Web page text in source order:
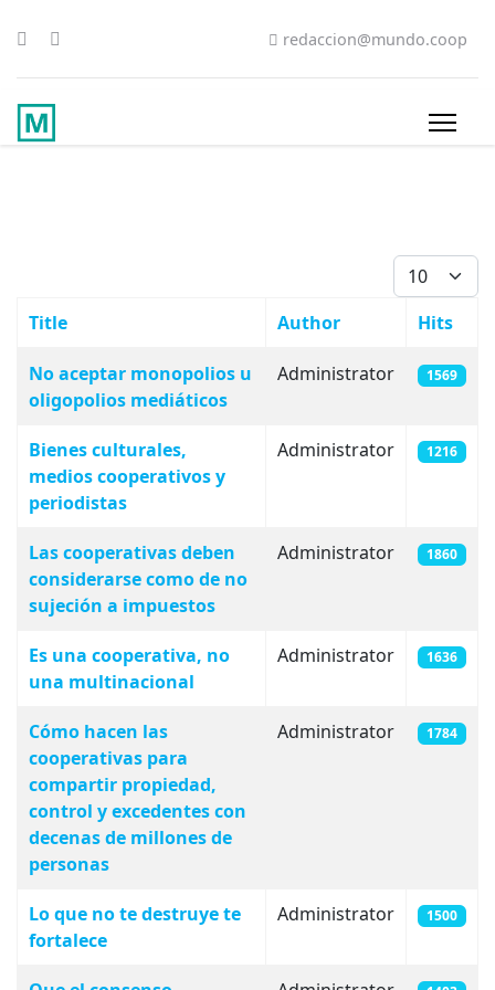
redaccion@mundo.coop
Display #
Title Author Hits
No aceptar monopolios u
oligopolios mediáticos
Administrator 1569
Bienes culturales,
medios cooperativos y
periodistas
Administrator 1216
Las cooperativas deben
considerarse como de no
sujeción a impuestos
Administrator 1860
Es una cooperativa, no
una multinacional
Administrator 1636
Cómo hacen las
cooperativas para
compartir propiedad,
control y excedentes con
decenas de millones de
personas
Administrator 1784
Lo que no te destruye te
fortalece
Administrator 1500